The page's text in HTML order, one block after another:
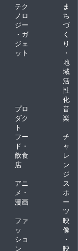
テク
ノロ
ジー
・ガ
ジェ
ット
ま
ち
づ
く
り
・
地
域
活
性
化
プロ
ダク
ト
音
楽
フー
ド・
飲食
店
チ
ャ
レ
ン
ジ
アニ
メ・
漫画
ス
ポ
ー
ツ
ファ
ッ
ショ
ン
映
像
・
映